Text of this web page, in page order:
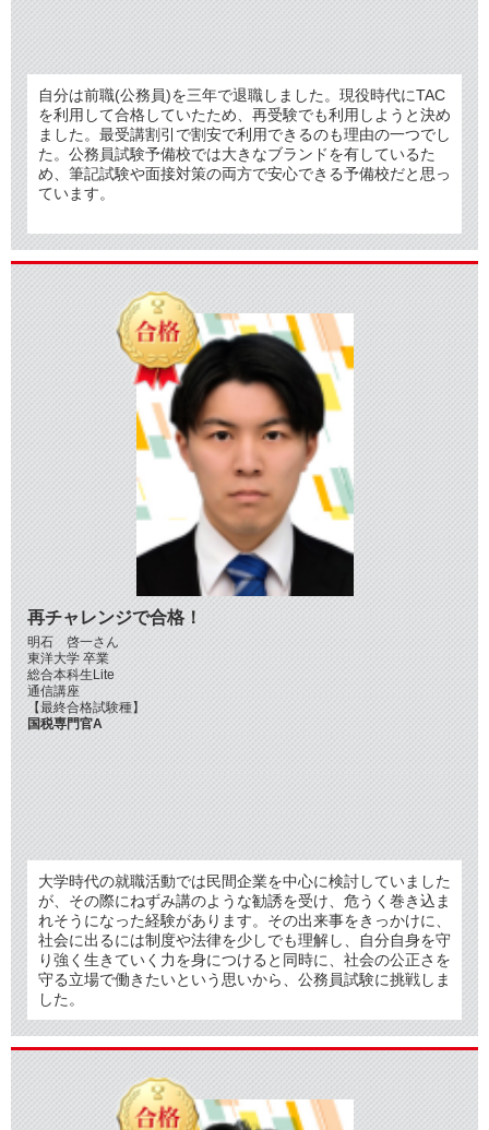
自分は前職(公務員)を三年で退職しました。現役時代にTAC
を利用して合格していたため、再受験でも利用しようと決め
ました。最受講割引で割安で利用できるのも理由の一つでし
た。公務員試験予備校では大きなブランドを有しているた
め、筆記試験や面接対策の両方で安心できる予備校だと思っ
ています。
再チャレンジで合格！
明石 啓一さん
東洋大学 卒業
総合本科生Lite
通信講座
【最終合格試験種】
国税専門官A
大学時代の就職活動では民間企業を中心に検討していました
が、その際にねずみ講のような勧誘を受け、危うく巻き込ま
れそうになった経験があります。その出来事をきっかけに、
社会に出るには制度や法律を少しでも理解し、自分自身を守
り強く生きていく力を身につけると同時に、社会の公正さを
守る立場で働きたいという思いから、公務員試験に挑戦しま
した。